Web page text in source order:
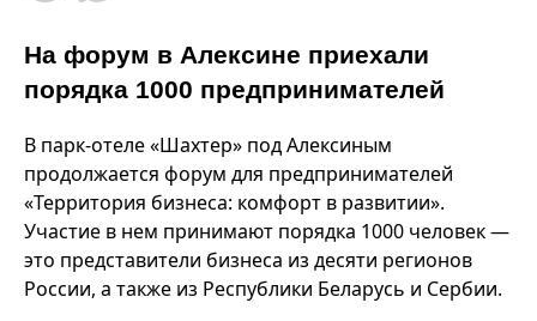
На форум в Алексине приехали
порядка 1000 предпринимателей
В парк-отеле «Шахтер» под Алексиным
продолжается форум для предпринимателей
«Территория бизнеса: комфорт в развитии».
Участие в нем принимают порядка 1000 человек —
это представители бизнеса из десяти регионов
России, а также из Республики Беларусь и Сербии.